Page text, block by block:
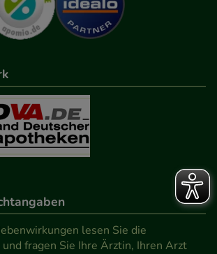
lesen Sie die
und fragen Sie Ihre Ärztin, Ihren Arzt